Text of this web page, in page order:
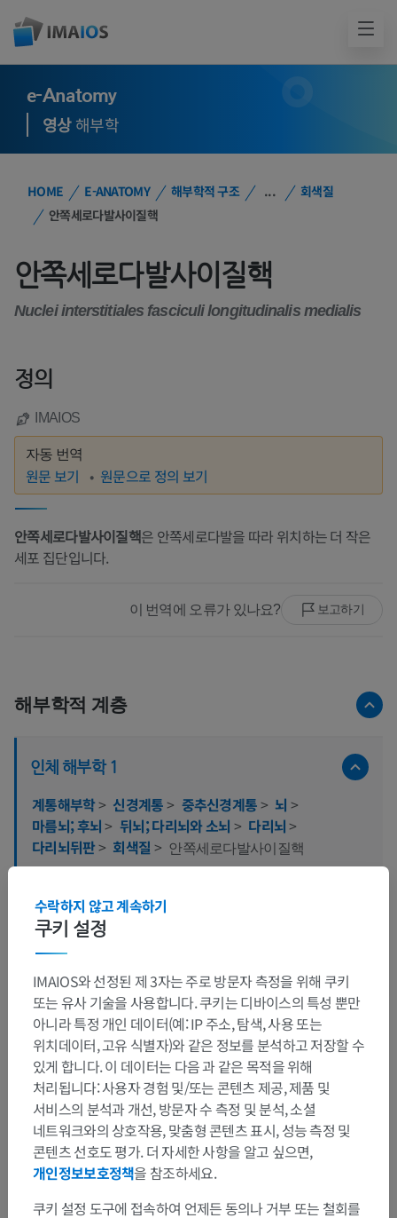
e-Anatomy
영상해부학
HOME E-ANATOMY 해부학적 구조 ...
회색질
안쪽세로다발사이질핵
안쪽세로다발사이질핵
Nuclei interstitiales fasciculi longitudinalis medialis
정의
IMAIOS
자동 번역
원문 보기 원문으로 정의 보기
안쪽세로다발사이질핵은 안쪽세로다발을 따라 위치하는 더 작은
세포 집단입니다.
이 번역에 오류가 있나요? 보고하기
해부학적 계층
인체 해부학 1
계통해부학> 신경계통> 중추신경계통> 뇌 >
마름뇌; 후뇌> 뒤뇌; 다리뇌와 소뇌 > 다리뇌>
다리뇌뒤판> 회색질 > 안쪽세로다발사이질핵
번역
문제를 발견하셨나요?
수정이나, 번역 또는 콘텐츠 개선에 제안이 있으면 언제든
연락 주세요.
문제 보고
쿠키 설정
수락하지 않고 계속하기
IMAIOS와 선정된 제 3자는 주로 방문자 측정을 위해 쿠키
또는 유사 기술을 사용합니다. 쿠키는 디바이스의 특성 뿐만
아니라 특정 개인 데이터(예: IP 주소, 탐색, 사용 또는
위치데이터, 고유 식별자)와 같은 정보를 분석하고 저장할 수
있게 합니다. 이 데이터는 다음 과 같은 목적을 위해
처리됩니다: 사용자 경험 및/또는 콘텐츠 제공, 제품 및
서비스의 분석과 개선, 방문자 수 측정 및 분석, 소셜
네트워크와의 상호작용, 맞춤형 콘텐츠 표시, 성능 측정 및
콘텐츠 선호도 평가. 더 자세한 사항을 알고 싶으면,
개인정보보호정책을 참조하세요.
쿠키 설정 도구에 접속하여 언제든 동의나 거부 또는 철회를